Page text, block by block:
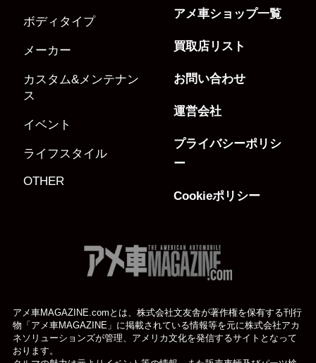
ボディタイプ
メーカー
カスタム&メンテナン
ス
イベント
ライフスタイル
OTHER
アメ車ショップ一覧
買取店リスト
お問い合わせ
運営会社
プライバシーポリシ
ー
Cookieポリシー
アメ車MAGAZINE.comとは、株式会社文友舎が著作権を保有する刊行
物「アメ車MAGAZINE」に掲載されている情報等を元に株式会社アカ
ネソリューションズが管理、アメリカ文化を発信するサイトとなって
おります。